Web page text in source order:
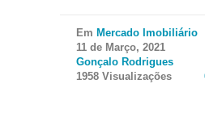
Em Mercado Imobiliário
11 de Março, 2021
Gonçalo Rodrigues
1958 Visualizações